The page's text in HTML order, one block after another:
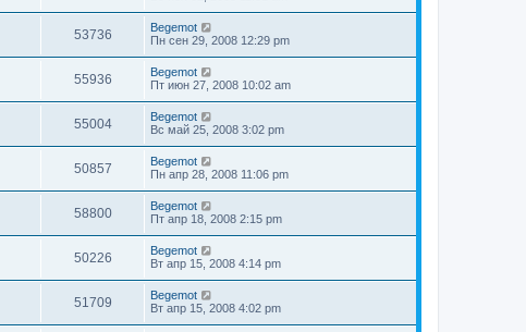
53736
Begemot
Пн сен 29, 2008 12:29 pm
55936
Begemot
Пт июн 27, 2008 10:02 am
55004
Begemot
Вс май 25, 2008 3:02 pm
50857
Begemot
Пн апр 28, 2008 11:06 pm
58800
Begemot
Пт апр 18, 2008 2:15 pm
50226
Begemot
Вт апр 15, 2008 4:14 pm
51709
Begemot
Вт апр 15, 2008 4:02 pm